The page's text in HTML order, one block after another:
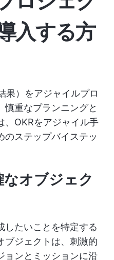
入する方
果）をアジャイルプロ
慎重なプランニングと
、OKRをアジャイル手
のステップバイステッ
オブジェク
したいことを特定する
ブジェクトは、刺激的
ョンとミッションに沿